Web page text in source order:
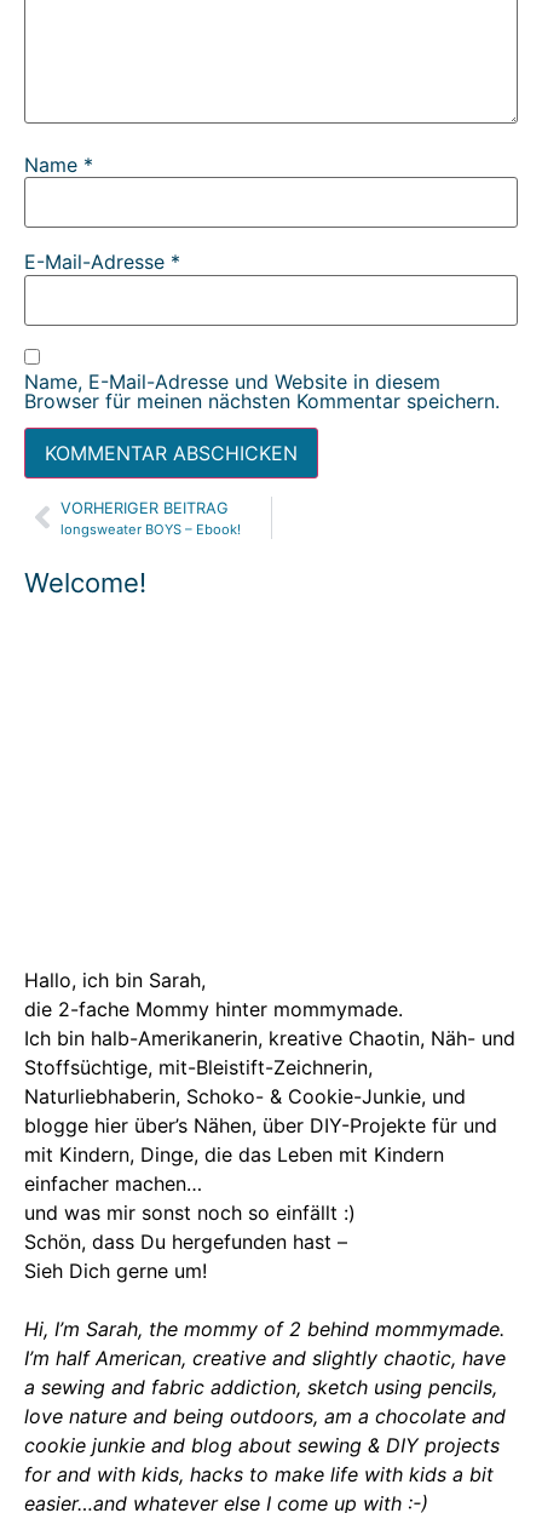
Welcome!
Hallo, ich bin Sarah,
die 2-fache Mommy hinter mommymade.
Ich bin halb-Amerikanerin, kreative Chaotin, Näh- und
Stoffsüchtige, mit-Bleistift-Zeichnerin,
Naturliebhaberin, Schoko- & Cookie-Junkie, und
blogge hier über’s Nähen, über DIY-Projekte für und
mit Kindern, Dinge, die das Leben mit Kindern
einfacher machen…
und was mir sonst noch so einfällt :)
Schön, dass Du hergefunden hast –
Sieh Dich gerne um!
Hi, I’m Sarah, the mommy of 2 behind mommymade.
I’m half American, creative and slightly chaotic, have
a sewing and fabric addiction, sketch using pencils,
love nature and being outdoors, am a chocolate and
cookie junkie and blog about sewing & DIY projects
for and with kids, hacks to make life with kids a bit
easier…and whatever else I come up with :-)
Name *
E-Mail-Adresse *
Name, E-Mail-Adresse und Website in diesem
Browser für meinen nächsten Kommentar speichern.
Alternative:
VORHERIGER BEITRAG
longsweater BOYS – Ebook!